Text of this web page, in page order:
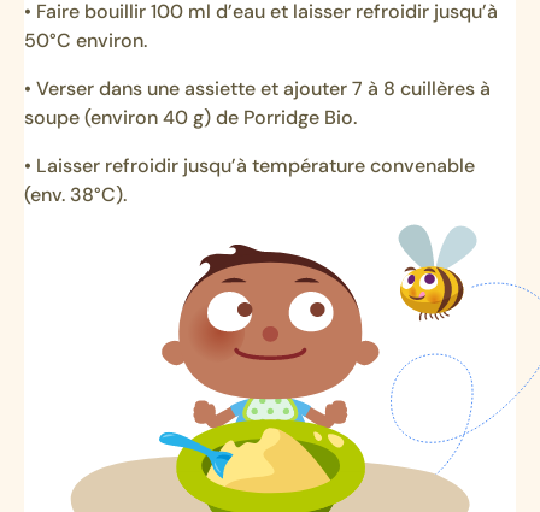
• Faire bouillir 100 ml d’eau et laisser refroidir jusqu’à
50°C environ.
• Verser dans une assiette et ajouter 7 à 8 cuillères à
soupe (environ 40 g) de Porridge Bio.
• Laisser refroidir jusqu’à température convenable
(env. 38°C).